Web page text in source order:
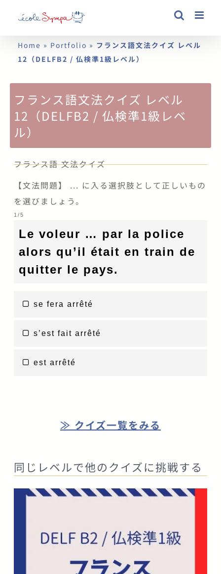
Home » Portfolio » フランス語文法クイズ レベル
12（DELFB2 / 仏検準1級レベル）
フランス語文法クイズ レベル
12（DELFB2 / 仏検準1級レベ
ル）
フランス語 文法クイズ
【文法問題】 ... に入る選択肢として正しいもの
を選びましょう。
1/5
Le voleur … par la police
alors qu’il était en train de
quitter le pays.
se fera arrêté
s’est fait arrêté
est arrêté
≫ クイズ一覧をみる
同じレベルで他のクイズに挑戦する